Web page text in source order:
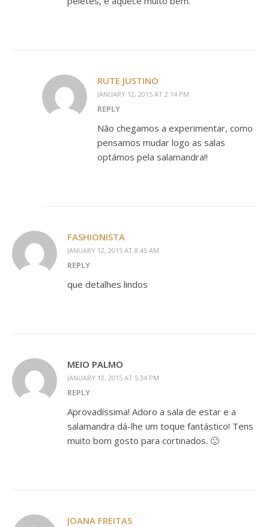
RUTE JUSTINO
JANUARY 12, 2015 AT 2:14 PM
REPLY
Não chegamos a experimentar, como
pensamos mudar logo as salas
optámos pela salamandra!!
FASHIONISTA
JANUARY 12, 2015 AT 8:45 AM
REPLY
que detalhes lindos
MEIO PALMO
JANUARY 12, 2015 AT 5:34 PM
REPLY
Aprovadíssima! Adoro a sala de estar e a
salamandra dá-lhe um toque fantástico! Tens
muito bom gosto para cortinados. 🙂
JOANA FREITAS